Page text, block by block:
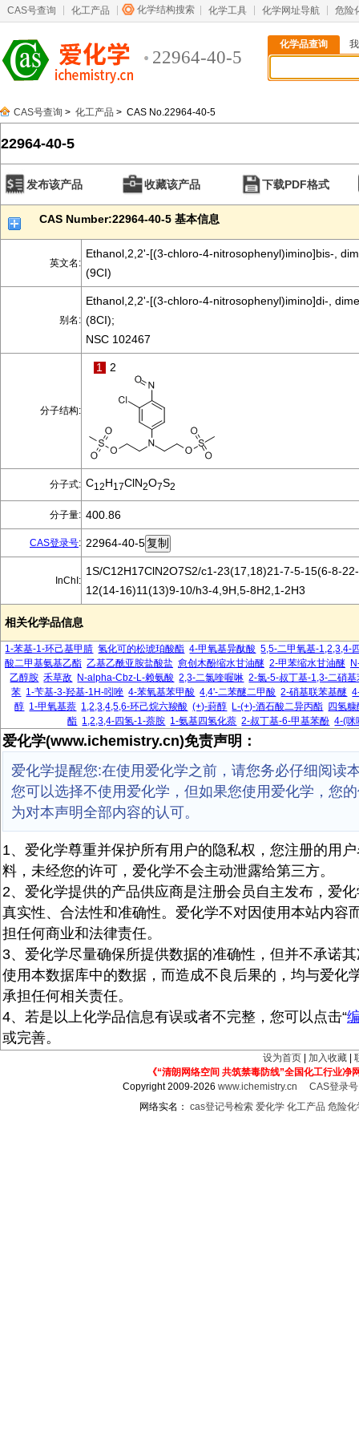
CAS号查询 化工产品 化学结构搜索 化学工具 化学网址导航 危险
22964-40-5
化学品查询
CAS号查询 > 化工产品 > CAS No.22964-40-5
22964-40-5
发布该产品 收藏该产品 下载PDF格式
CAS Number:22964-40-5 基本信息
英文名:
Ethanol,2,2'-[(3-chloro-4-nitrosophenyl)imino]bis-,
(9CI)
别名:
Ethanol,2,2'-[(3-chloro-4-nitrosophenyl)imino]di-,
(8CI);
NSC 102467
分子结构:
1 2
分子式: C12H17ClN2O7S2
分子量: 400.86
CAS登录号: 22964-40-5
InChI:
1S/C12H17ClN2O7S2/c1-23(17,18)21-7-5-15(6-8-
12(14-16)11(13)9-10/h3-4,9H,5-8H2,1-2H3
相关化学品信息
1-苯基-1-环己基甲腈 氢化可的松琥珀酸酯 4-甲氧基异酞酸 5,5-二甲氧基-1,2,3,4-
酸二甲基氨基乙酯 乙基乙酰亚胺盐酸盐 愈创木酚缩水甘油醚 2-甲苯缩水甘油醚
乙醇胺 禾草敌 N-alpha-Cbz-L-赖氨酸 2,3-二氯喹喔啉 2-氯-5-叔丁基-1,3-二硝
苯 1-苄基-3-羟基-1H-吲唑 4-苯氧基苯甲酸 4,4'-二苯醚二甲酸 2-硝基联苯基醚
醇 1-甲氧基萘 1,2,3,4,5,6-环己烷六羧酸 (+)-葑醇 L-(+)-酒石酸二异丙酯 四氢
酯 1,2,3,4-四氢-1-萘胺 1-氨基四氢化萘 2-叔丁基-6-甲基苯酚 4-(咪
爱化学(www.ichemistry.cn)免责声明：
爱化学提醒您:在使用爱化学之前，请您务必仔细阅读
您可以选择不使用爱化学，但如果您使用爱化学，您
为对本声明全部内容的认可。
1、爱化学尊重并保护所有用户的隐私权，您注册的用
料，未经您的许可，爱化学不会主动泄露给第三方。
2、爱化学提供的产品供应商是注册会员自主发布，爱
真实性、合法性和准确性。爱化学不对因使用本站内容
担任何商业和法律责任。
3、爱化学尽量确保所提供数据的准确性，但并不承诺
使用本数据库中的数据，而造成不良后果的，均与爱化
承担任何相关责任。
4、若是以上化学品信息有误或者不完整，您可以点击“
或完善。
设为首页 加入收藏
《“清朗网络空间 共筑禁毒防线”全国化工行业净
Copyright 2009-2026www.ichemistry.cn
CAS登录
网络实名： cas登记号检索 爱化学 化工产品 危险化